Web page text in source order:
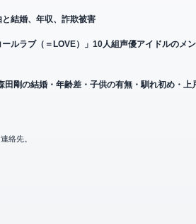
結婚、年収、詐欺被害
ルラブ（＝LOVE）」10人組声優アイドルのメ
田剛の結婚・年齢差・子供の有無・馴れ初め・上
絡先。